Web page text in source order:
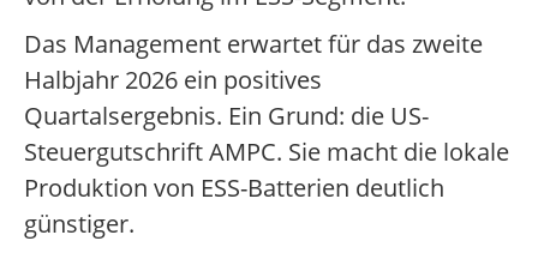
Das Management erwartet für das zweite
Halbjahr 2026 ein positives
Quartalsergebnis. Ein Grund: die US-
Steuergutschrift AMPC. Sie macht die lokale
Produktion von ESS-Batterien deutlich
günstiger.